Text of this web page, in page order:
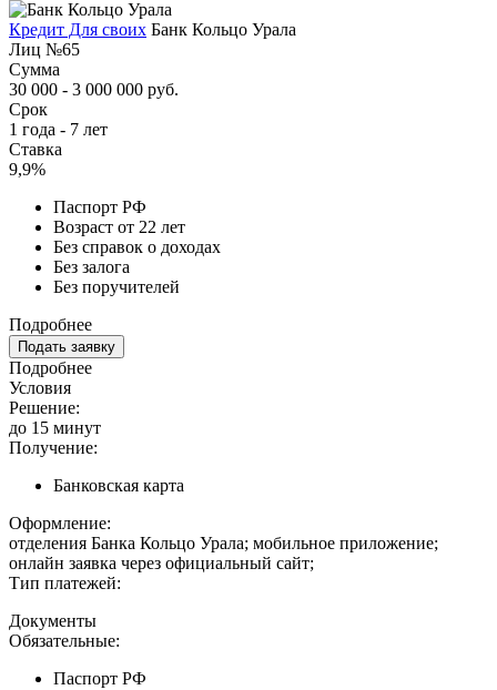
Кредит Для своих Банк Кольцо Урала
Лиц №65
Сумма
30 000 - 3 000 000 руб.
Срок
1 года - 7 лет
Ставка
9,9%
Паспорт РФ
Возраст от 22 лет
Без справок о доходах
Без залога
Без поручителей
Подробнее
Подать заявку
Подробнее
Условия
Решение:
до 15 минут
Получение:
Банковская карта
Оформление:
отделения Банка Кольцо Урала; мобильное приложение;
онлайн заявка через официальный сайт;
Тип платежей:
Документы
Обязательные:
Паспорт РФ